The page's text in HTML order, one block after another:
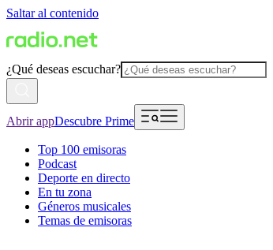
Saltar al contenido
¿Qué deseas escuchar?
Abrir appDescubre Prime
Top 100 emisoras
Podcast
Deporte en directo
En tu zona
Géneros musicales
Temas de emisoras